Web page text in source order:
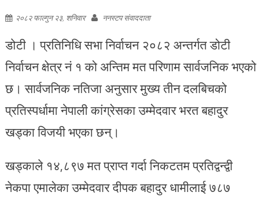
२०८२ फाल्गुन २३, शनिवार ननस्टप संवाददाता
डोटी । प्रतिनिधि सभा निर्वाचन २०८२ अन्तर्गत डोटी
निर्वाचन क्षेत्र नं १ को अन्तिम मत परिणाम सार्वजनिक भएको
छ। सार्वजनिक नतिजा अनुसार मुख्य तीन दलबिचको
प्रतिस्पर्धामा नेपाली कांग्रेसका उम्मेदवार भरत बहादुर
खड्का विजयी भएका छन्।
खड्काले १४,८९७ मत प्राप्त गर्दा निकटतम प्रतिद्वन्द्वी
नेकपा एमालेका उम्मेदवार दीपक बहादुर धामीलाई ७८७